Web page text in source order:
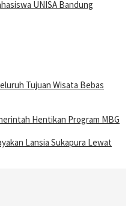
UNISA Bandung
Tujuan Wisata Bebas
Hentikan Program MBG
Lansia Sukapura Lewat